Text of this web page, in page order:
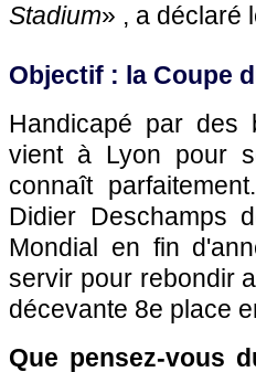
Stadium» , a déclaré
Objectif : la Coupe
Handicapé par des
vient à Lyon pour
connaît
Didier Deschamps
Mondial en fin
servir pour rebondir
décevante 8e place
Que pensez-vous